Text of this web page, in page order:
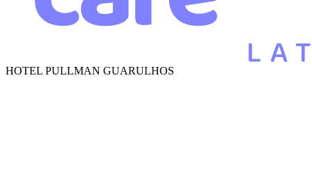
HOTEL PULLMAN GUARULHOS